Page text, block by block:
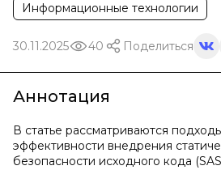
Информационные технологии
30.11.2025 40 Поделиться
Аннотация
В статье рассматриваются
эффективности внедрения
безопасности исходного кода